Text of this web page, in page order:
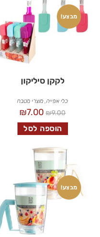
מבצע!
לקקן סיליקון
כלי אפייה, מוצרי מטבח
₪9.00
₪7.00
הוספה לסל
מבצע!